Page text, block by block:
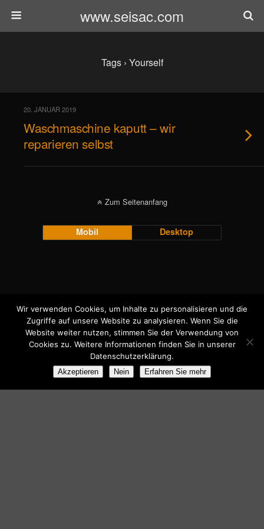
www.seisac.com
Tags › Yourself
20. JANUAR 2019
Waschmaschine kaputt – wir
reparieren selbst
Zum Seitenanfang
Mobil Desktop
Wir verwenden Cookies, um Inhalte zu personalisieren und die
Zugriffe auf unsere Website zu analysieren. Wenn Sie die
Website weiter nutzen, stimmen Sie der Verwendung von
Cookies zu. Weitere Informationen finden Sie in unserer
Datenschutzerklärung.
Akzeptieren Nein Erfahren Sie mehr